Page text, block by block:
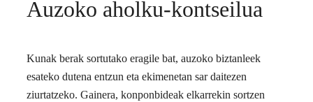
Auzoko aholku-kontseilua
Kunak berak sortutako eragile bat, auzoko biztanleek
esateko dutena entzun eta ekimenetan sar daitezen
ziurtatzeko. Gainera, konponbideak elkarrekin sortzen